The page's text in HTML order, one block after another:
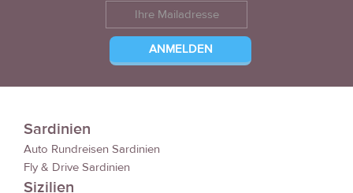
Sardinien
Auto Rundreisen Sardinien
Fly & Drive Sardinien
Sizilien